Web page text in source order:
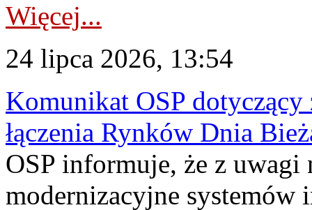
Więcej...
24 lipca 2026, 13:54
Komunikat OSP dotyczący
łączenia Rynków Dnia
OSP informuje, że z uwagi
modernizacyjne